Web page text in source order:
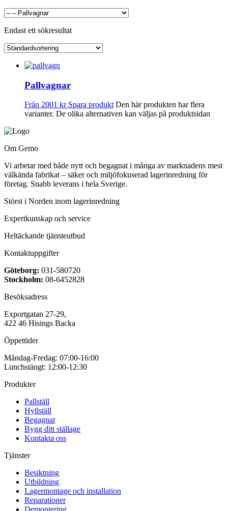
Endast ett sökresultat
Pallvagnar
Från 2001 kr Spara produkt Den här produkten har flera
varianter. De olika alternativen kan väljas på produktsidan
Om Gemo
Vi arbetar med både nytt och begagnat i många av marknadens mest
välkända fabrikat – säker och miljöfokuserad lagerinredning för
företag. Snabb leverans i hela Sverige.
Störst i Norden inom lagerinredning
Expertkunskap och service
Heltäckande tjänsteutbud
Kontaktuppgifter
Göteborg: 031-580720
Stockholm: 08-6452828
Besöksadress
Exportgatan 27-29,
422 46 Hisings Backa
Öppettider
Måndag-Fredag: 07:00-16:00
Lunchstängt: 12:00-12:30
Produkter
Pallställ
Hyllställ
Begagnat
Bygg ditt ställage
Kontakta oss
Tjänster
Besiktning
Utbildning
Lagermontage och installation
Reparationer